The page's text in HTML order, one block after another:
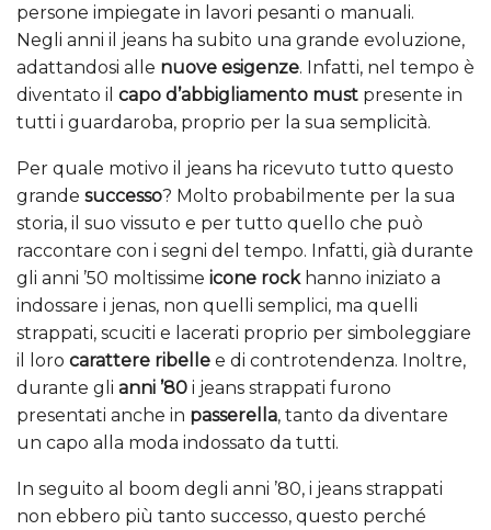
persone impiegate in lavori pesanti o manuali.
Negli anni il jeans ha subito una grande evoluzione,
adattandosi alle nuove esigenze. Infatti, nel tempo è
diventato il capo d’abbigliamento must presente in
tutti i guardaroba, proprio per la sua semplicità.
Per quale motivo il jeans ha ricevuto tutto questo
grande successo? Molto probabilmente per la sua
storia, il suo vissuto e per tutto quello che può
raccontare con i segni del tempo. Infatti, già durante
gli anni ’50 moltissime icone rockhanno iniziato a
indossare i jenas, non quelli semplici, ma quelli
strappati, scuciti e lacerati proprio per simboleggiare
il loro carattere ribelle e di controtendenza. Inoltre,
durante gli anni ’80 i jeans strappati furono
presentati anche in passerella, tanto da diventare
un capo alla moda indossato da tutti.
In seguito al boom degli anni ’80, i jeans strappati
non ebbero più tanto successo, questo perché